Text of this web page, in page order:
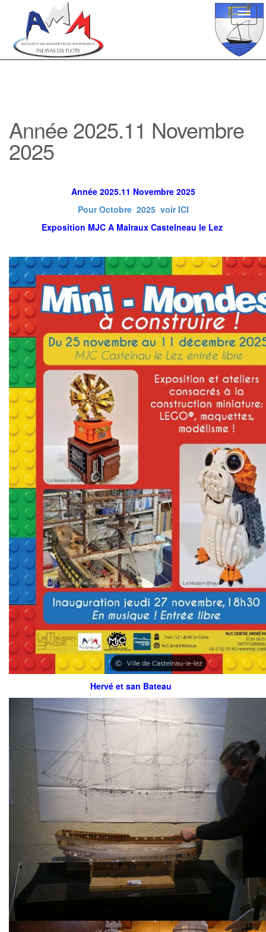
Année 2025.11 Novembre
2025
Année 2025.11 Novembre 2025
Pour Octobre 2025 voir ICI
Exposition MJC A Malraux Castelneau le Lez
Hervé et san Bateau